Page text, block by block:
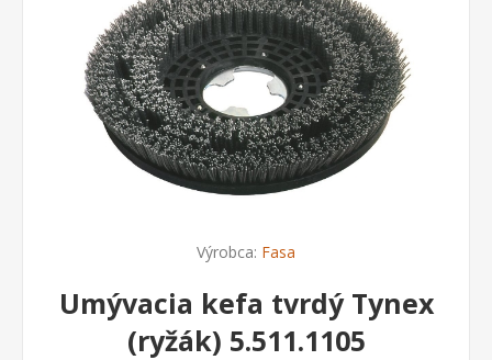
Výrobca: Fasa
Umývacia kefa tvrdý Tynex
(ryžák) 5.511.1105